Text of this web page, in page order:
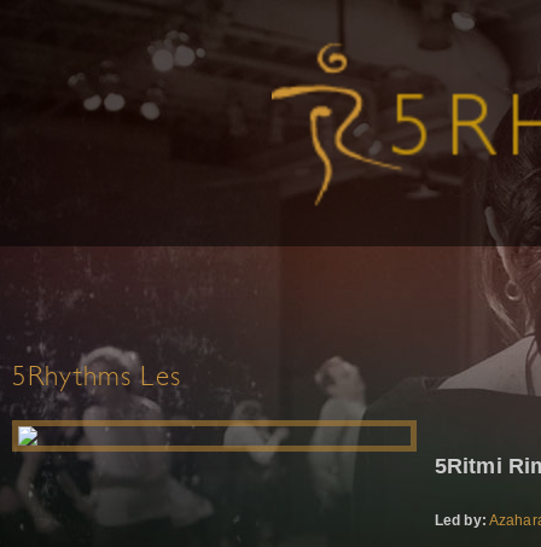
5Rhythms Les
5Ritmi
Led by: